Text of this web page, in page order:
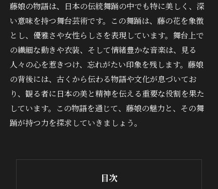
藤娘の物語は、日本の伝統舞踊の中でも特に美しく、深
い意味を持つ舞台芸術です。この舞踊は、藤の花を象徴
とし、優雅さや女性らしさを表現しています。舞台上で
の繊細な動きや衣装、そして情緒豊かな音楽は、見る
人々の心を惹きつけ、忘れがたい印象を残します。藤娘
の背後には、古くから伝わる物語や文化が息づいてお
り、観る者に日本の美と精神を伝える重要な役割を果た
しています。この物語を通じて、藤娘の魅力と、その舞
踊が持つ力を探求していきましょう。
目次